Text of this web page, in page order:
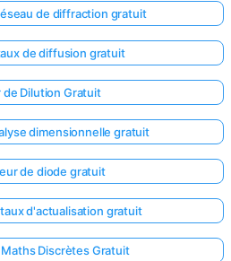
de diffraction gratuit
de diffusion gratuit
de Dilution Gratuit
dimensionnelle gratuit
de diode gratuit
d'actualisation gratuit
Discrètes Gratuit